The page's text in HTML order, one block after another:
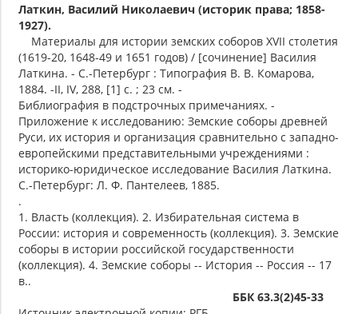
Латкин, Василий Николаевич (историк права; 1858-
1927).
Материалы для истории земских соборов XVII столетия
(1619-20, 1648-49 и 1651 годов) / [сочинение] Василия
Латкина. - С.-Петербург : Типография В. В. Комарова,
1884. -II, IV, 288, [1] с. ; 23 см. -
Библиография в подстрочных примечаниях. -
Приложение к исследованию: Земские соборы древней
Руси, их история и организация сравнительно с западно-
европейскими представительными учреждениями :
историко-юридическое исследование Василия Латкина.
С.-Петербург: Л. Ф. Пантелеев, 1885.
.
1. Власть (коллекция). 2. Избирательная система в
России: история и современность (коллекция). 3. Земские
соборы в истории российской государственности
(коллекция). 4. Земские соборы -- История -- Россия -- 17
в..
ББК 63.3(2)45-33